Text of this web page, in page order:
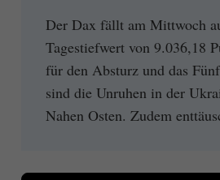
Der Dax fällt am Mittwoch
Tagestiefwert von 9.036,18
für den Absturz und das
sind die Unruhen in der
Nahen Osten. Zudem